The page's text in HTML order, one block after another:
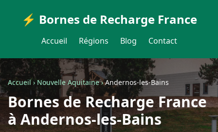
⚡ Bornes de Recharge France
Accueil Régions Blog Contact
Accueil›Nouvelle Aquitaine›Andernos-les-Bains
Bornes de Recharge France
à Andernos-les-Bains